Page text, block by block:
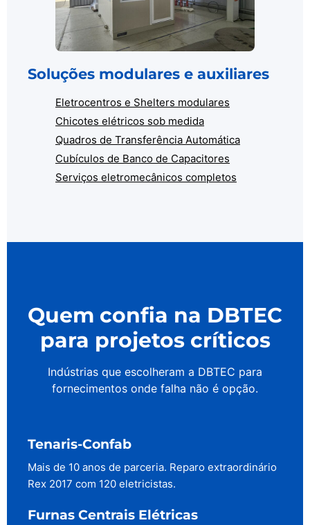
Soluções modulares e auxiliares
Eletrocentros e Shelters modulares
Chicotes elétricos sob medida
Quadros de Transferência Automática
Cubículos de Banco de Capacitores
Serviços eletromecânicos completos
Quem confia na DBTEC
para projetos críticos
Indústrias que escolheram a DBTEC para
fornecimentos onde falha não é opção.
Tenaris-Confab
Mais de 10 anos de parceria. Reparo extraordinário
Rex 2017 com 120 eletricistas.
Furnas Centrais Elétricas